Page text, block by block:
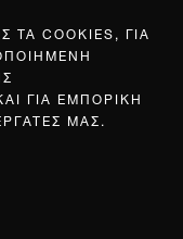
COOKIES, ΓΙΑ
ΓΙΑ ΕΜΠΟΡΙΚΗ
ΜΑΣ.